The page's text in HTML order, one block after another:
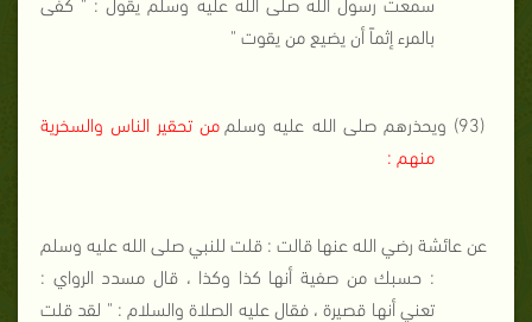
بالمرء إثماً أن يضيع من يقوت "
(93) ويحذرهم صلى الله عليه وسلم
من تحقير الناس والسخرية
منهم :
عن عائشة رضي الله عنها قالت : قلت للنبي صلى الله عليه وسلم
: حسبك من صفية أنها كذا وكذا ، قال مسدد الرواي :
تعني أنها قصيرة ، فقال عليه الصلاة والسلام : " لقد قلت